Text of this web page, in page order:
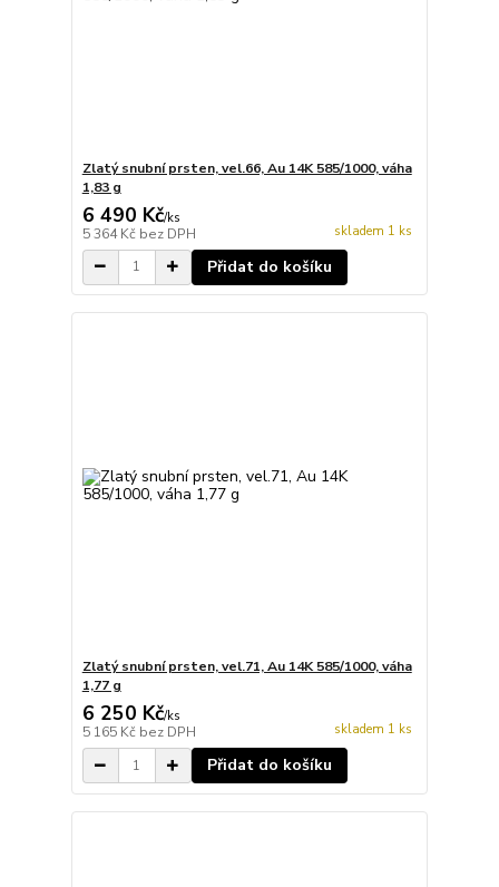
Zlatý snubní prsten, vel.66, Au 14K 585/1000, váha
1,83 g
6 490 Kč/ks
5 364 Kč bez DPH skladem 1 ks
Přidat do košíku
Zlatý snubní prsten, vel.71, Au 14K 585/1000, váha
1,77 g
6 250 Kč/ks
5 165 Kč bez DPH skladem 1 ks
Přidat do košíku